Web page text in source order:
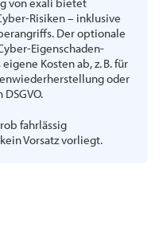
Risiken – inklusive
Der optionale
Eigenschaden-
Kosten ab, z. B. für
oder
fahrlässig
Vorsatz vorliegt.